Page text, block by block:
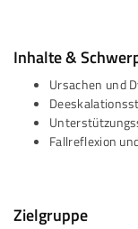
Inhalte &
Ursachen und
Fallreflexion
Zielgruppe